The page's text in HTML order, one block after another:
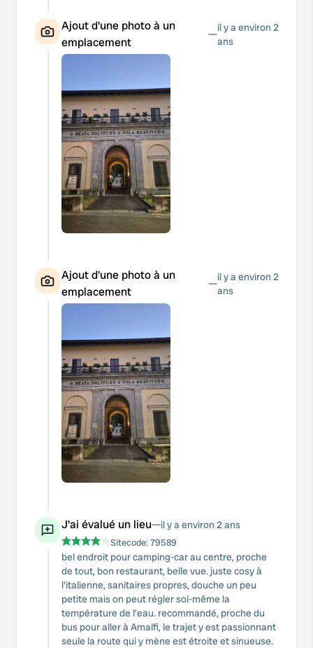
Ajout d'une photo à un
emplacement
—il y a environ 2
ans
Ajout d'une photo à un
emplacement
—il y a environ 2
ans
J'ai évalué un lieu—il y a environ 2 ans
Sitecode:79589
bel endroit pour camping-car au centre, proche
de tout, bon restaurant, belle vue. juste cosy à
l'italienne, sanitaires propres, douche un peu
petite mais on peut régler soi-même la
température de l'eau. recommandé, proche du
bus pour aller à Amalfi, le trajet y est passionnant
seule la route qui y mène est étroite et sinueuse.